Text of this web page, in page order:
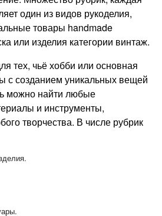
один из видов рукоделия,
товары handmade
или изделия категории винтаж.
тех, чьё хобби или основная
с созданием уникальных вещей
можно найти любые
и инструменты,
творчества. В числе рубрик